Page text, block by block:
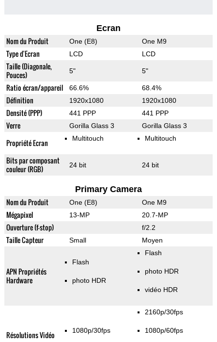
Ecran
Nom du Produit One (E8) One M9
Type d'Ecran LCD LCD
Taille (Diagonale,
Pouces)
5" 5"
Ratio écran/appareil 66.6% 68.4%
Définition 1920x1080 1920x1080
Densité (PPP) 441 PPP 441 PPP
Verre Gorilla Glass 3 Gorilla Glass 3
Propriété Ecran Multitouch Multitouch
Bits par composant
couleur (RGB)
24 bit 24 bit
Primary Camera
Nom du Produit One (E8) One M9
Mégapixel 13-MP 20.7-MP
Ouverture (f-stop) f/2.2
Taille Capteur Small Moyen
APN Propriétés
Hardware
Flash
photo HDR
Flash
photo HDR
vidéo HDR
Résolutions Vidéo 1080p/30fps
2160p/30fps
1080p/60fps